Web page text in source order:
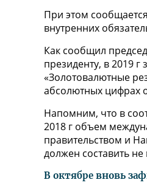
При этом
внутренних
Как сообщил
президенту, в 2019
«Золотовалютные
абсолютных цифрах
Напомним, что в
2018 г объем
правительством и
должен составить
В октябре вновь